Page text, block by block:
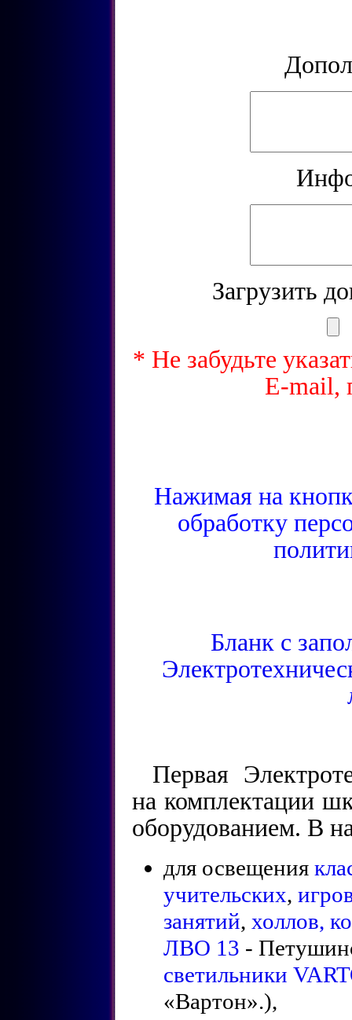
Загрузить
* Не забудьте
E-mail,
Нажимая на
обработку
Бланк с
Первая
на комплектации
оборудованием. В
для освещения
учительских,
занятий, холлов,
ЛВО 13 -
светильники
«Вартон».),